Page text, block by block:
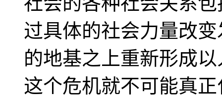
过具体的社会力量改
的地基之上重新形成
这个危机就不可能真